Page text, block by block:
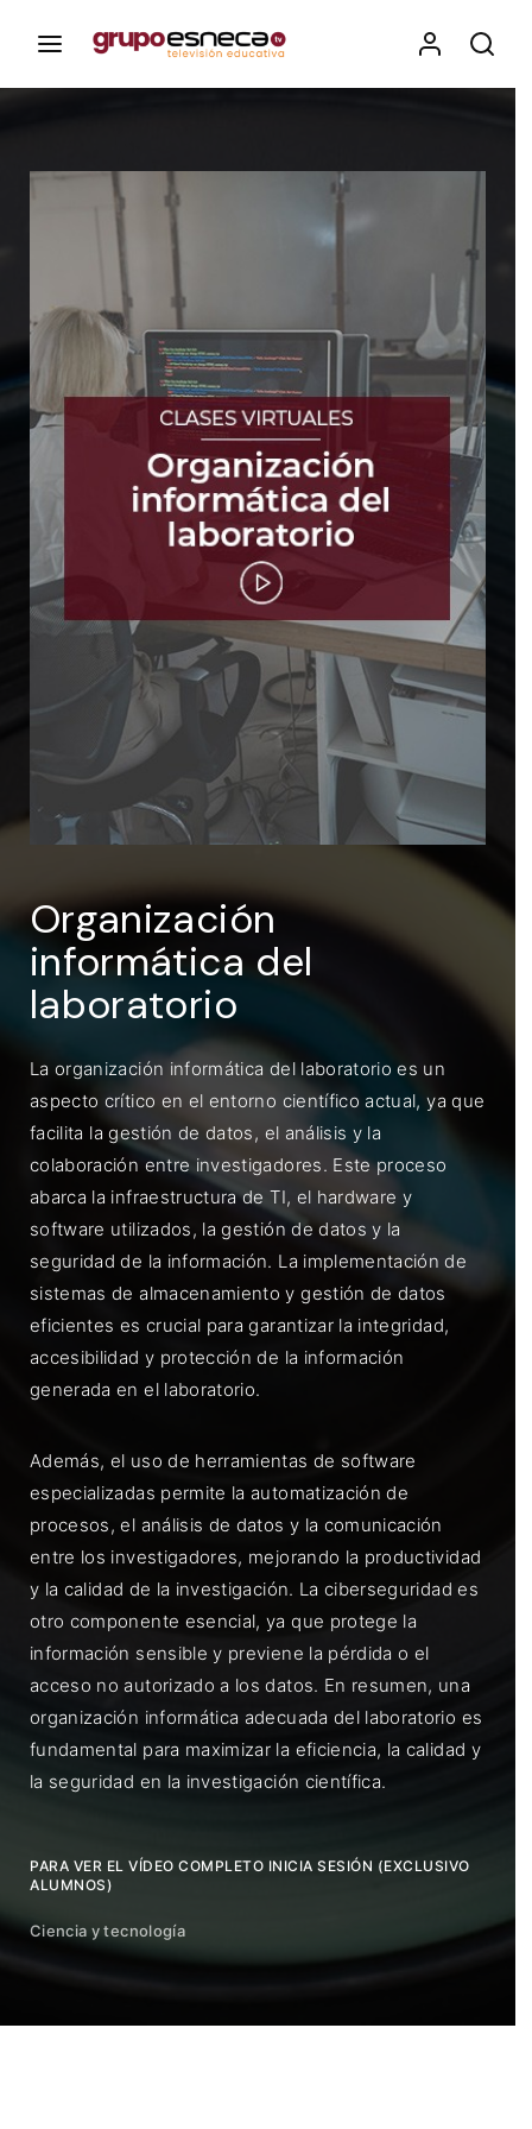
Organización
informática del
laboratorio
La organización informática del laboratorio es un
aspecto crítico en el entorno científico actual, ya que
facilita la gestión de datos, el análisis y la
colaboración entre investigadores. Este proceso
abarca la infraestructura de TI, el hardware y
software utilizados, la gestión de datos y la
seguridad de la información. La implementación de
sistemas de almacenamiento y gestión de datos
eficientes es crucial para garantizar la integridad,
accesibilidad y protección de la información
generada en el laboratorio.
Además, el uso de herramientas de software
especializadas permite la automatización de
procesos, el análisis de datos y la comunicación
entre los investigadores, mejorando la productividad
y la calidad de la investigación. La ciberseguridad es
otro componente esencial, ya que protege la
información sensible y previene la pérdida o el
acceso no autorizado a los datos. En resumen, una
organización informática adecuada del laboratorio es
fundamental para maximizar la eficiencia, la calidad y
la seguridad en la investigación científica.
PARA VER EL VÍDEO COMPLETO INICIA SESIÓN (EXCLUSIVO
ALUMNOS)
Ciencia y tecnología
Esneca TV
Iniciar Sesión
Para iniciar sesión debes introducir el
mismo usuario y contraseña que utilizas
para acceder al campus virtual:
https://elcampusonline.com
Dirección de correo electrónico
Contraseña
ENTRAR
Recuérdame